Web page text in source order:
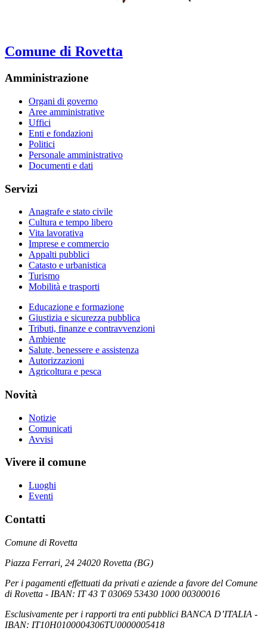
Comune di Rovetta
Amministrazione
Organi di governo
Aree amministrative
Uffici
Enti e fondazioni
Politici
Personale amministrativo
Documenti e dati
Servizi
Anagrafe e stato civile
Cultura e tempo libero
Vita lavorativa
Imprese e commercio
Appalti pubblici
Catasto e urbanistica
Turismo
Mobilità e trasporti
Educazione e formazione
Giustizia e sicurezza pubblica
Tributi, finanze e contravvenzioni
Ambiente
Salute, benessere e assistenza
Autorizzazioni
Agricoltura e pesca
Novità
Notizie
Comunicati
Avvisi
Vivere il comune
Luoghi
Eventi
Contatti
Comune di Rovetta
Piazza Ferrari, 24 24020 Rovetta (BG)
Per i pagamenti effettuati da privati e aziende a favore del Comune
di Rovetta - IBAN: IT 43 T 03069 53430 1000 00300016
Esclusivamente per i rapporti tra enti pubblici BANCA D’ITALIA -
IBAN: IT10H0100004306TU0000005418